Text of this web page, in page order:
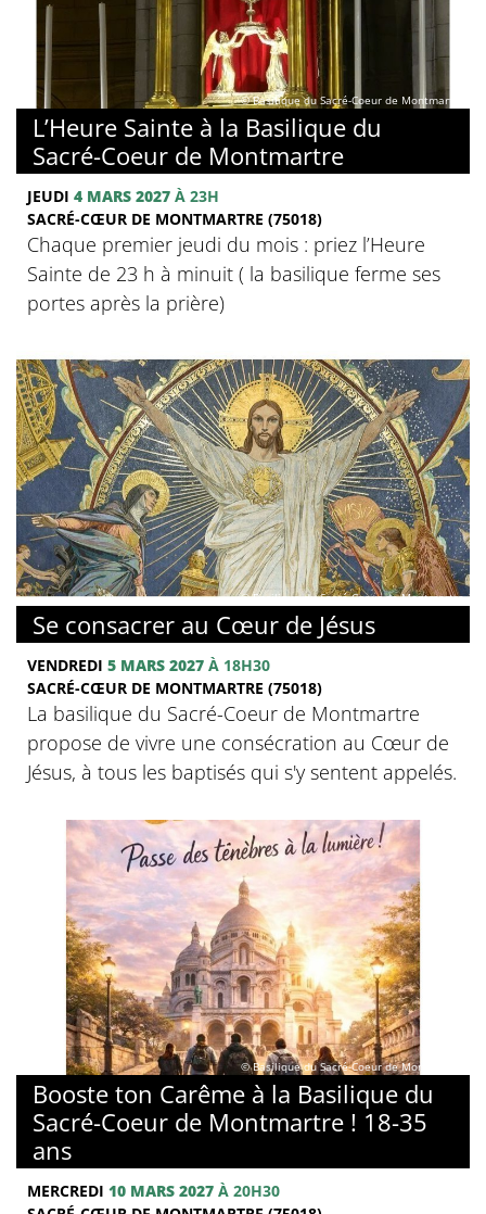
© Basilique du Sacré-Coeur de Montmartre
L’Heure Sainte à la Basilique du
Sacré-Coeur de Montmartre
JEUDI 4 MARS 2027 À 23H
SACRÉ-CŒUR DE MONTMARTRE (75018)
Chaque premier jeudi du mois : priez l’Heure
Sainte de 23 h à minuit ( la basilique ferme ses
portes après la prière)
© Basilique du Sacré-Coeur de Montmartre
Se consacrer au Cœur de Jésus
VENDREDI 5 MARS 2027 À 18H30
SACRÉ-CŒUR DE MONTMARTRE (75018)
La basilique du Sacré-Coeur de Montmartre
propose de vivre une consécration au Cœur de
Jésus, à tous les baptisés qui s'y sentent appelés.
© Basilique du Sacré-Coeur de Montmartre
Booste ton Carême à la Basilique du
Sacré-Coeur de Montmartre ! 18-35
ans
MERCREDI 10 MARS 2027 À 20H30